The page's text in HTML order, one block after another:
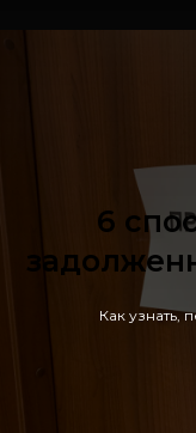
6
Как узнать,